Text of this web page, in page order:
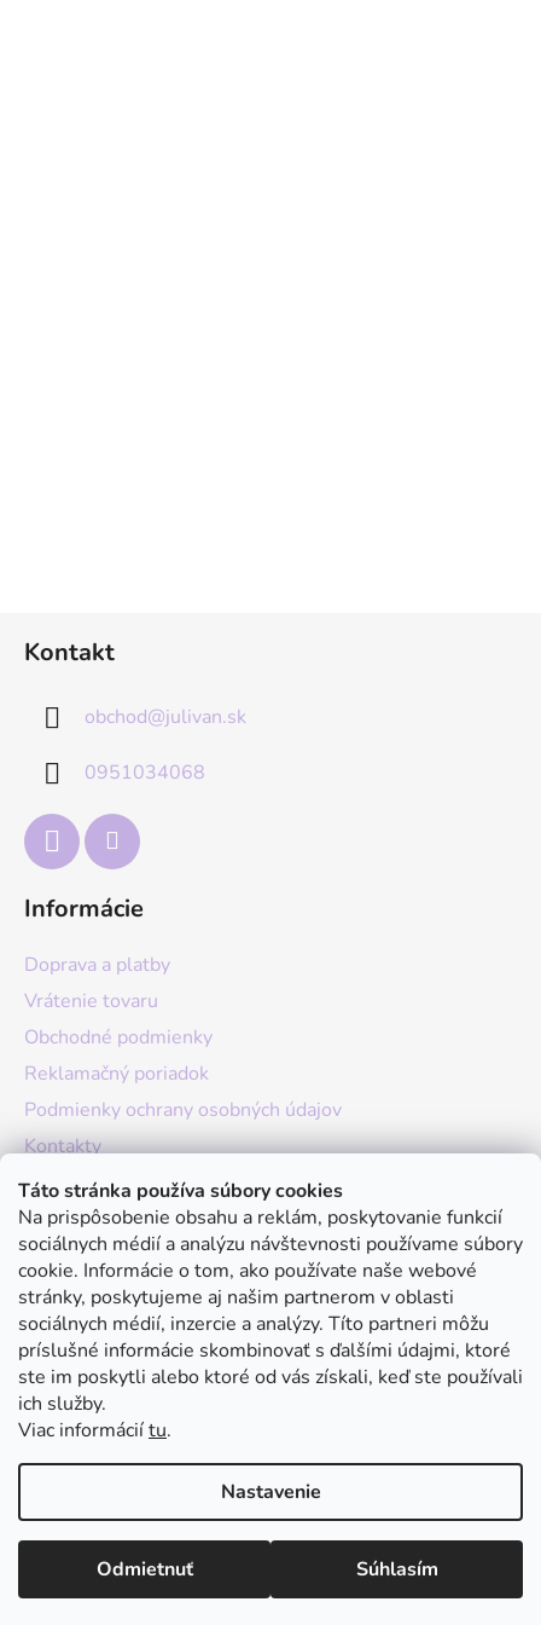
Táto stránka používa súbory cookies
Na prispôsobenie obsahu a reklám, poskytovanie funkcií
sociálnych médií a analýzu návštevnosti používame súbory
cookie. Informácie o tom, ako používate naše webové
stránky, poskytujeme aj našim partnerom v oblasti
sociálnych médií, inzercie a analýzy. Títo partneri môžu
príslušné informácie skombinovať s ďalšími údajmi, ktoré
ste im poskytli alebo ktoré od vás získali, keď ste používali
ich služby.
Viac informáciítu.
Nastavenie
Odmietnuť Súhlasím
Kontakt
obchod@julivan.sk
0951034068
Informácie
Doprava a platby
Vrátenie tovaru
Obchodné podmienky
Reklamačný poriadok
Podmienky ochrany osobných údajov
Kontakty
O nás
Hodnotenie obchodu
Moja objednávka
Instagram
Vytvoril Shoptet
Copyright 2026julivan . Všetky práva vyhradené.
nastavenie cookies